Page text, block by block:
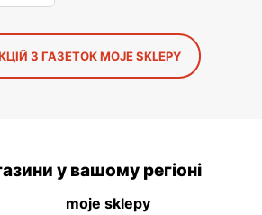
З ГАЗЕТОК MOJE SKLEPY
у вашому регіоні
moje sklepy